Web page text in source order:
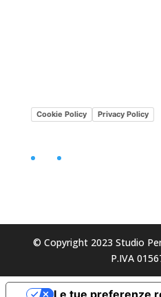
Cookie Policy Privacy Policy
Facebook
© Copyright 2023 Studio
P.IVA